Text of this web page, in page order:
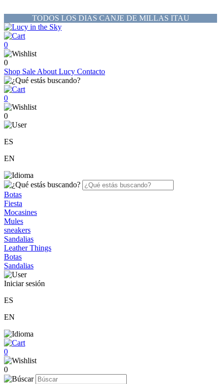
TODOS LOS DIAS CANJE DE MILLAS ITAU
0
0
Shop Sale About Lucy Contacto
0
0
ES
EN
Botas
Fiesta
Mocasines
Mules
sneakers
Sandalias
Leather Things
Botas
Sandalias
Iniciar sesión
ES
EN
0
0